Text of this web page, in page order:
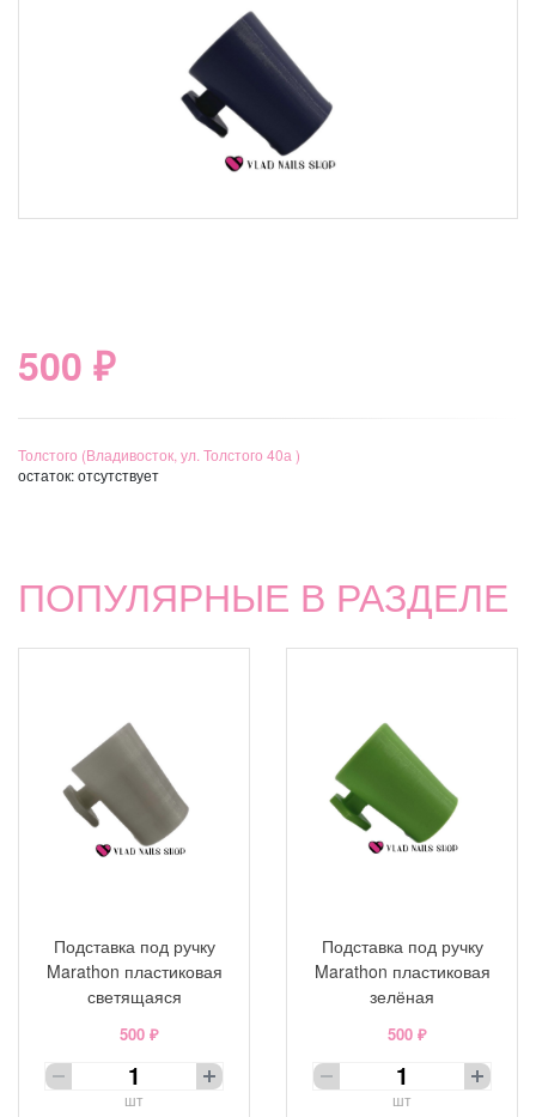
500 ₽
Толстого (Владивосток, ул. Толстого 40а )
остаток:отсутствует
ПОПУЛЯРНЫЕ В РАЗДЕЛЕ
Подставка под ручку
Marathon пластиковая
светящаяся
500 ₽
шт
Подставка под ручку
Marathon пластиковая
зелёная
500 ₽
шт